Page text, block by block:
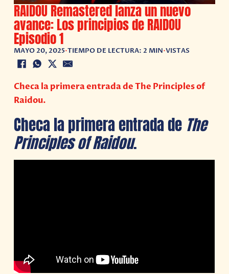
RAIDOU Remastered lanza un nuevo
avance: Los principios de RAIDOU
Episodio 1
MAYO 20, 2025•TIEMPO DE LECTURA: 2 MIN•VISTAS
Checa la primera entrada de The Principles of
Raidou.
Checa la primera entrada de The
Principles of Raidou.